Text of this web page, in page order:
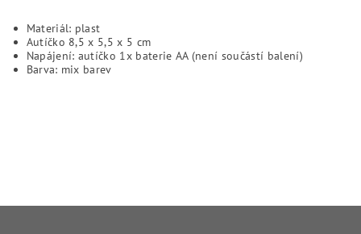
Materiál: plast
Autíčko 8,5 x 5,5 x 5 cm
Napájení: autíčko 1x baterie AA (není součástí balení)
Barva: mix barev